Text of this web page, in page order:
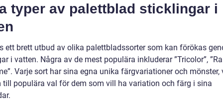
typer av palettblad sticklingar i
ett brett utbud av olika palettbladssorter som kan förökas
i vatten. Några av de mest populära inkluderar ”Tricolor”,
Varje sort har sina egna unika färgvariationer och mönster,
till populära val för dem som vill ha variation och färg i sina